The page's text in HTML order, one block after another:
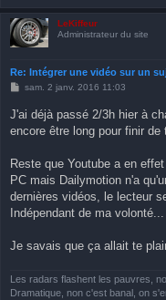
LeKiffeur
Administrateur du site
Re: Intégrer une vidéo sur un
M
s
a
sam. 2 janv. 2016 11:03
J'ai déjà passé 2/3h hier à
encore être long pour finir
Reste que Youtube a en
PC mais Dailymotion n'a
dernières vidéos, le lecteur
Indépendant de ma volonté...
Je savais que ça allait te
Les radars flashent les pauvres,
Dramatique, non c'est banal, on